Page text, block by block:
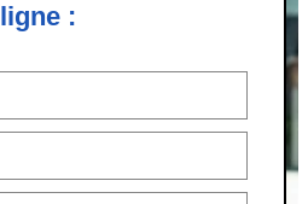
ligne :